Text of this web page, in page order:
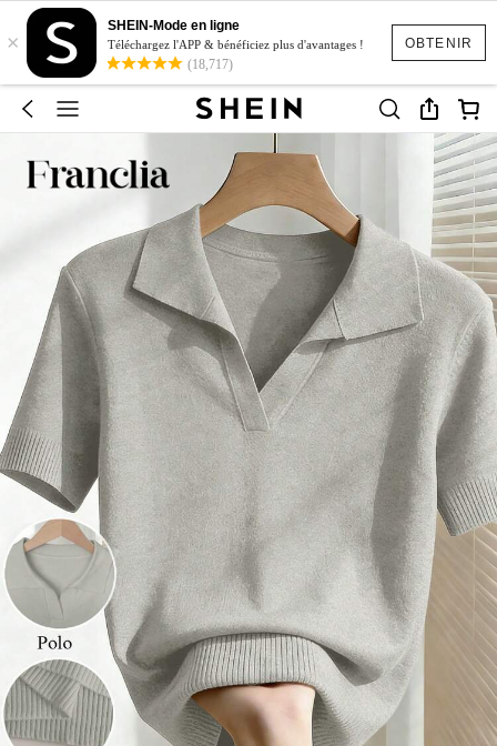
OBTENIR
×
SHEIN-Mode en ligne
Téléchargez l'APP & bénéficiez plus d'avantages !
(18,717)